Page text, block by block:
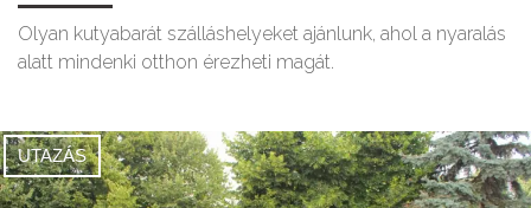
Olyan kutyabarát szálláshelyeket ajánlunk, ahol a nyaralás
alatt mindenki otthon érezheti magát.
UTAZÁS